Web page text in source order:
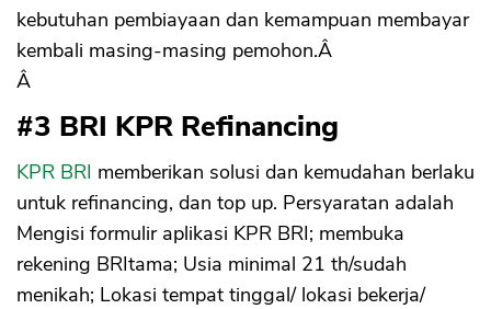
kebutuhan pembiayaan dan kemampuan membayar
kembali masing-masing pemohon.Â
Â
#3 BRI KPR Refinancing
KPR BRI memberikan solusi dan kemudahan berlaku
untuk refinancing, dan top up. Persyaratan adalah
Mengisi formulir aplikasi KPR BRI; membuka
rekening BRItama; Usia minimal 21 th/sudah
menikah; Lokasi tempat tinggal/ lokasi bekerja/